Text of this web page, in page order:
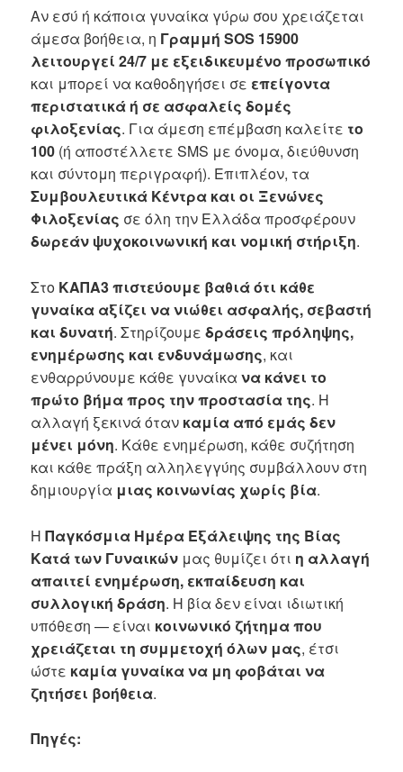
Αν εσύ ή κάποια γυναίκα γύρω σου χρειάζεται
άμεσα βοήθεια, η Γραμμή SOS 15900
λειτουργεί 24/7 με εξειδικευμένο προσωπικό
και μπορεί να καθοδηγήσει σε επείγοντα
περιστατικά ή σε ασφαλείς δομές
φιλοξενίας. Για άμεση επέμβαση καλείτε το
100 (ή αποστέλλετε SMS με όνομα, διεύθυνση
και σύντομη περιγραφή). Επιπλέον, τα
Συμβουλευτικά Κέντρα και οι Ξενώνες
Φιλοξενίας σε όλη την Ελλάδα προσφέρουν
δωρεάν ψυχοκοινωνική και νομική στήριξη.
Στο ΚΑΠΑ3 πιστεύουμε βαθιά ότι κάθε
γυναίκα αξίζει να νιώθει ασφαλής, σεβαστή
και δυνατή. Στηρίζουμεδράσεις πρόληψης,
ενημέρωσης και ενδυνάμωσης, και
ενθαρρύνουμε κάθε γυναίκανα κάνει το
πρώτο βήμα προς την προστασία της. Η
αλλαγή ξεκινά όταν καμία από εμάς δεν
μένει μόνη. Κάθε ενημέρωση, κάθε συζήτηση
και κάθε πράξη αλληλεγγύης συμβάλλουν στη
δημιουργία μιας κοινωνίας χωρίς βία.
ΗΠαγκόσμια Ημέρα Εξάλειψης της Βίας
Κατά των Γυναικών μας θυμίζει ότι η αλλαγή
απαιτεί ενημέρωση, εκπαίδευση και
συλλογική δράση. Η βία δεν είναι ιδιωτική
υπόθεση — είναι κοινωνικό ζήτημα που
χρειάζεται τη συμμετοχή όλων μας, έτσι
ώστε καμία γυναίκα να μη φοβάται να
ζητήσει βοήθεια.
Πηγές: